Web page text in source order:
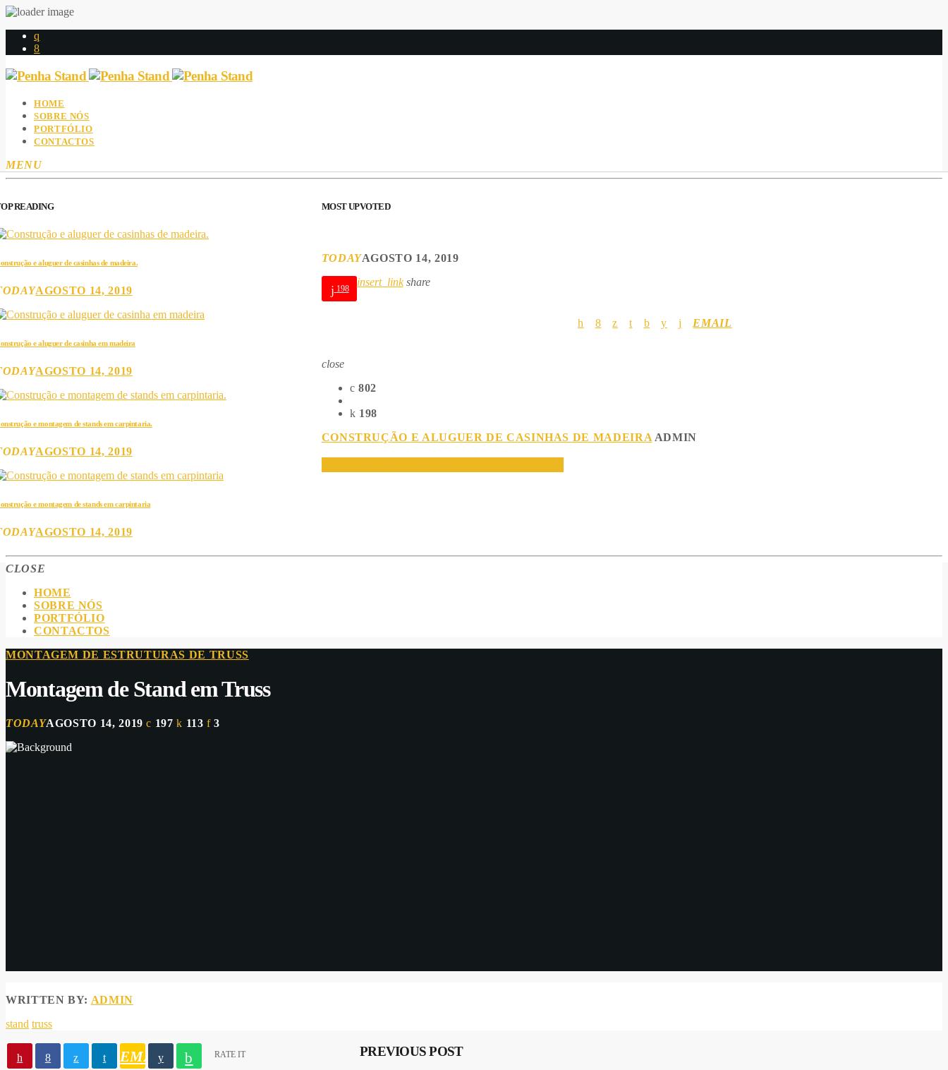
HOME
SOBRE NÓS
PORTFÓLIO
CONTACTOS
MENU
READING
e aluguer de casinhas de madeira.
AGOSTO 14, 2019
e aluguer de casinha em madeira
AGOSTO 14, 2019
e montagem de stands em carpintaria.
AGOSTO 14, 2019
e montagem de stands em carpintaria
AGOSTO 14, 2019
MOST UPVOTED
TODAYAGOSTO 14, 2019
198
insert_link share
EMAIL
close
802
198
CONSTRUÇÃO E ALUGUER DE CASINHAS DE MADEIRA ADMIN
CLOSE
HOME
SOBRE NÓS
PORTFÓLIO
CONTACTOS
MONTAGEM DE ESTRUTURAS DE TRUSS
Montagem de Stand em Truss
TODAYAGOSTO 14, 2019 197 113 3
WRITTEN BY: ADMIN
stand truss
EMAIL RATE IT PREVIOUS POST